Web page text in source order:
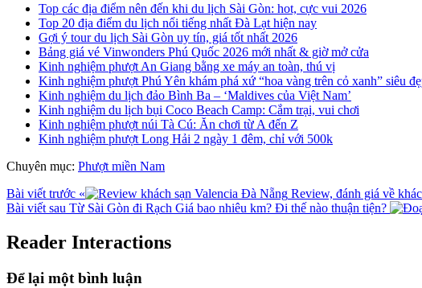
Top các địa điểm nên đến khi du lịch Sài Gòn: hot, cực vui 2026
Top 20 địa điểm du lịch nổi tiếng nhất Đà Lạt hiện nay
Gợi ý tour du lịch Sài Gòn uy tín, giá tốt nhất 2026
Bảng giá vé Vinwonders Phú Quốc 2026 mới nhất & giờ mở cửa
Kinh nghiệm phượt An Giang bằng xe máy an toàn, thú vị
Kinh nghiệm phượt Phú Yên khám phá xứ “hoa vàng trên cỏ xanh” siêu
Kinh nghiệm du lịch đảo Bình Ba – ‘Maldives của Việt Nam’
Kinh nghiệm du lịch bụi Coco Beach Camp: Cắm trại, vui chơi
Kinh nghiệm phượt núi Tà Cú: Ăn chơi từ A đến Z
Kinh nghiệm phượt Long Hải 2 ngày 1 đêm, chỉ với 500k
Chuyên mục: Phượt miền Nam
Bài viết trước «
Review, đánh giá về
Bài viết sau Từ Sài Gòn đi Rạch Giá bao nhiêu km? Đi thế nào thuận tiện?
Reader Interactions
Để lại một bình luận